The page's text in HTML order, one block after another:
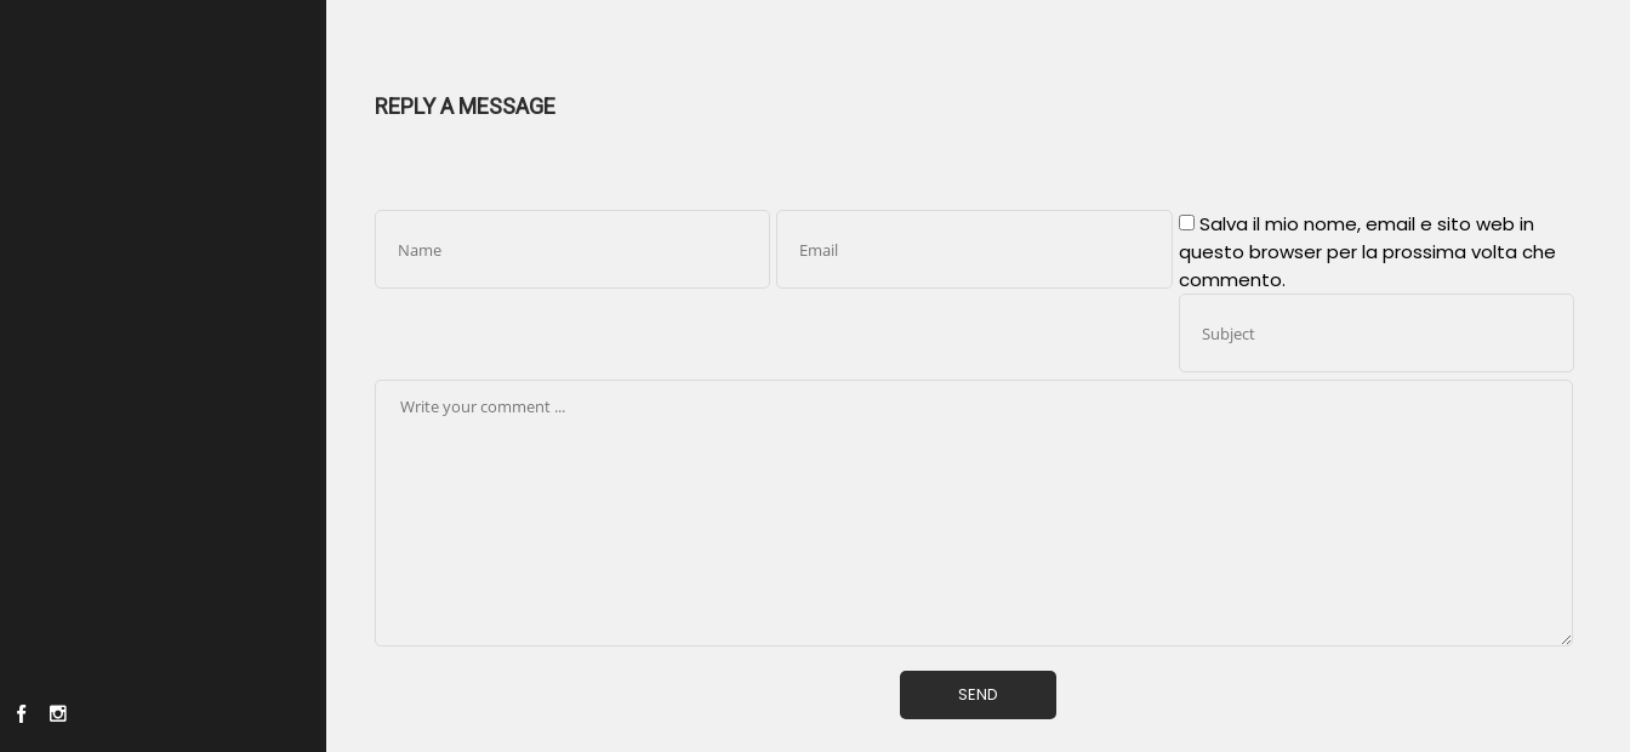
REPLY A MESSAGE
Salva il mio nome, email e sito web in
questo browser per la prossima volta che
commento.